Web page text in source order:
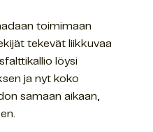
toimimaan
tekevät liikkuvaa
löysi
ja nyt koko
samaan aikaan,